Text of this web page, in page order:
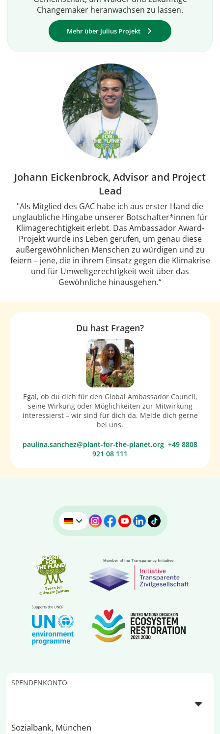
Changemaker heranwachsen zu lassen.
Mehr über Julius Projekt
Johann Eickenbrock, Advisor and Project
Lead
"Als Mitglied des GAC habe ich aus erster Hand die
unglaubliche Hingabe unserer Botschafter*innen für
Klimagerechtigkeit erlebt. Das Ambassador Award-
Projekt wurde ins Leben gerufen, um genau diese
außergewöhnlichen Menschen zu würdigen und zu
feiern – jene, die in ihrem Einsatz gegen die Klimakrise
und für Umweltgerechtigkeit weit über das
Gewöhnliche hinausgehen.“
Du hast Fragen?
Egal, ob du dich für den Global Ambassador Council,
seine Wirkung oder Möglichkeiten zur Mitwirkung
interessierst – wir sind für dich da. Melde dich gerne
bei uns.
paulina.sanchez@plant-for-the-planet.org +49 8808
921 08 111
SPENDENKONTO
Sozialbank, München